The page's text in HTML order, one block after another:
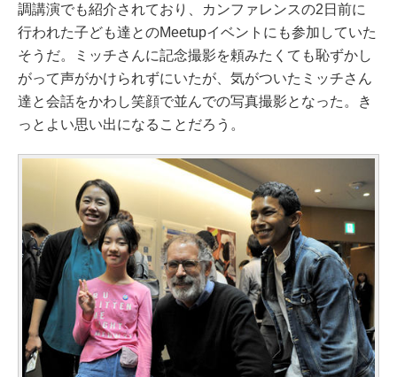
調講演でも紹介されており、カンファレンスの2日前に
行われた子ども達とのMeetupイベントにも参加していた
そうだ。ミッチさんに記念撮影を頼みたくても恥ずかし
がって声がかけられずにいたが、気がついたミッチさん
達と会話をかわし笑顔で並んでの写真撮影となった。き
っとよい思い出になることだろう。